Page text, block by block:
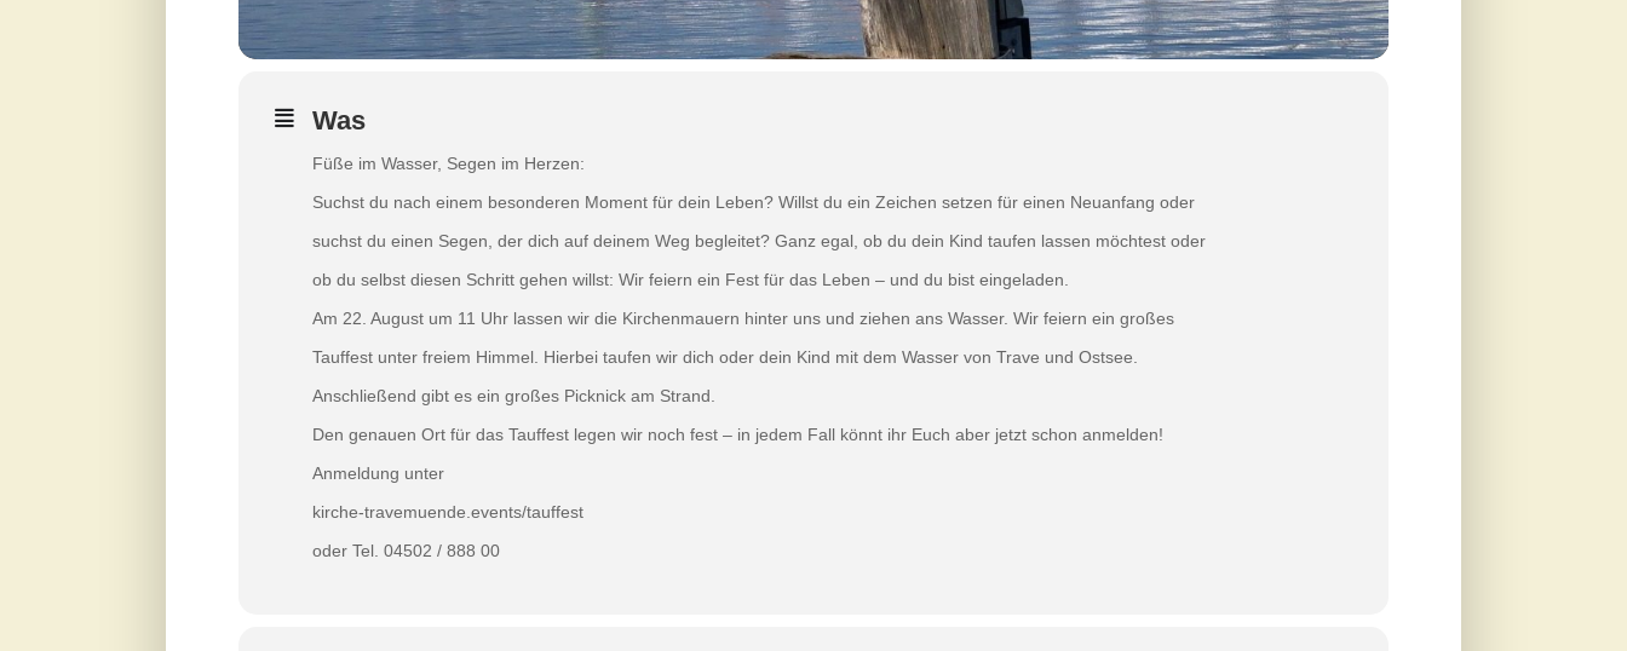
Was
Füße im Wasser, Segen im Herzen:
Suchst du nach einem besonderen Moment für dein Leben? Willst du ein Zeichen setzen für einen Neuanfang oder
suchst du einen Segen, der dich auf deinem Weg begleitet? Ganz egal, ob du dein Kind taufen lassen möchtest oder
ob du selbst diesen Schritt gehen willst: Wir feiern ein Fest für das Leben – und du bist eingeladen.
Am 22. August um 11 Uhr lassen wir die Kirchenmauern hinter uns und ziehen ans Wasser. Wir feiern ein großes
Tauffest unter freiem Himmel. Hierbei taufen wir dich oder dein Kind mit dem Wasser von Trave und Ostsee.
Anschließend gibt es ein großes Picknick am Strand.
Den genauen Ort für das Tauffest legen wir noch fest – in jedem Fall könnt ihr Euch aber jetzt schon anmelden!
Anmeldung unter
kirche-travemuende.events/tauffest
oder Tel. 04502 / 888 00